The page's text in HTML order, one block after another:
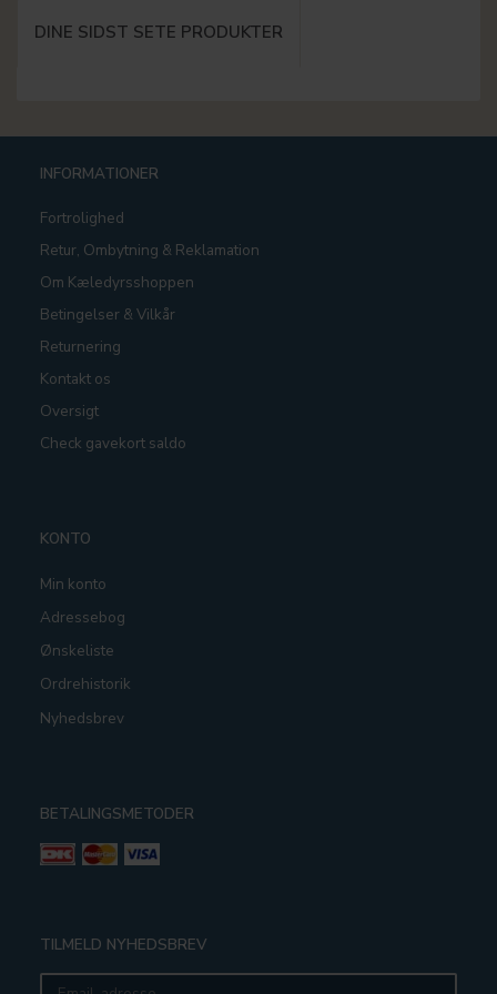
DINE SIDST SETE PRODUKTER
INFORMATIONER
Fortrolighed
Retur, Ombytning & Reklamation
Om Kæledyrsshoppen
Betingelser & Vilkår
Returnering
Kontakt os
Oversigt
Check gavekort saldo
KONTO
Min konto
Adressebog
Ønskeliste
Ordrehistorik
Nyhedsbrev
BETALINGSMETODER
TILMELD NYHEDSBREV
Email-